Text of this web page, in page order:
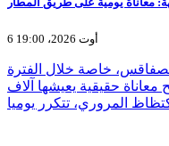
6 أوت 2026، 19:00
خاصة خلال الفترة
معاناة حقيقية يعيشها آلاف